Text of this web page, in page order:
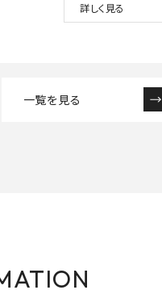
詳しく見る
一覧を見る